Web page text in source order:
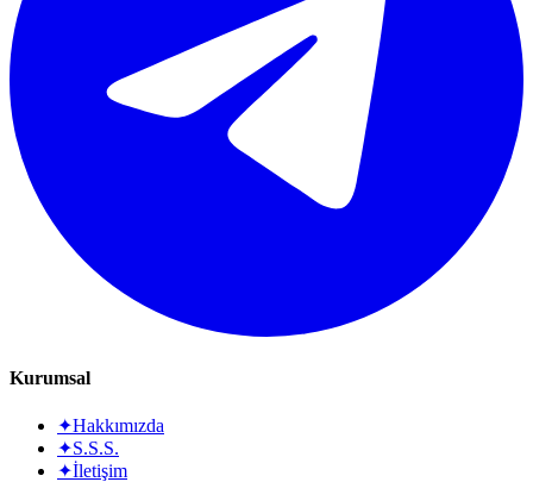
Kurumsal
✦Hakkımızda
✦S.S.S.
✦İletişim